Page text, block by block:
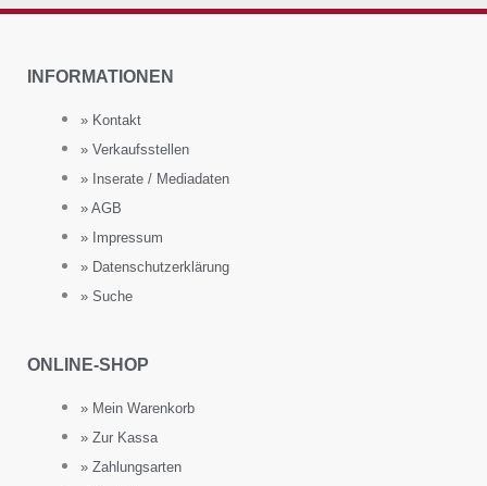
INFORMATIONEN
» Kontakt
» Verkaufsstellen
» Inserate / Mediadaten
» AGB
» Impressum
» Datenschutzerklärung
» Suche
ONLINE-SHOP
» Mein Warenkorb
» Zur Kassa
» Zahlungsarten